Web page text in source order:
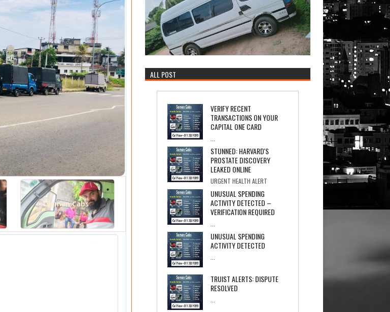
Saman Cabs
ALL POST
VERIFY RECENT
TRANSACTIONS ON YOUR
CAPITAL ONE CARD
STUNNED: HARVARD'S
PROSTATE DISCOVERY
LEAKED ONLINE
URGENT HEALTH ALERT
PROSTATE COVER-UP Internal Documents Re...
UNUSUAL SPENDING
ACTIVITY DETECTED –
VERIFICATION REQUIRED
UNUSUAL SPENDING
ACTIVITY DETECTED
TRUIST ALERTS: DISPUTE
RESOLVED